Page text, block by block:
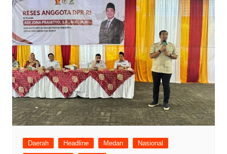
Daerah Headline Medan
Nasional